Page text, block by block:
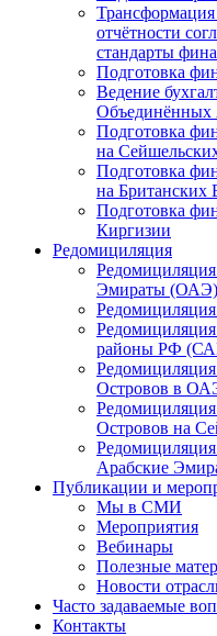
отчётности
стандарты
Подготовка
Ведение
Подготовка
на
Подготовка
на Британских
Подготовка
Киргизии
Редомициляция
Эмираты (ОАЭ)
районы РФ
Островов в
Островов на
Арабские
Публикации и
Мы в СМИ
Мероприятия
Вебинары
Полезные
Новости
Часто задаваемые
Контакты